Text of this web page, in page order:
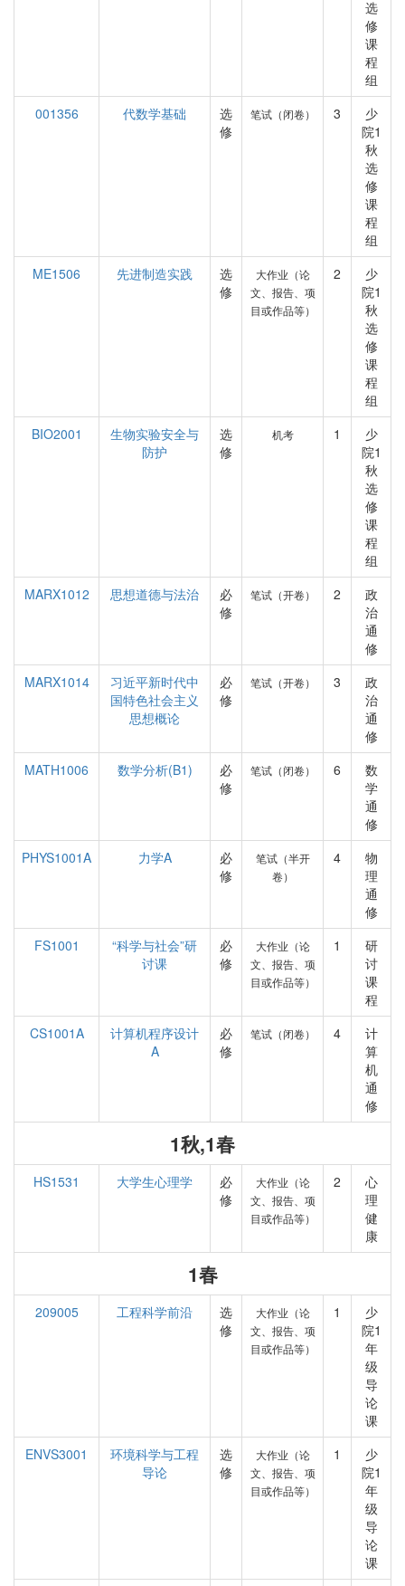
选
修
课
程
组
001356
代数学基础
选
修
笔试（闭卷） 3
少
院1
秋
选
修
课
程
组
ME1506
先进制造实践
选
修
大作业（论
文、报告、项
目或作品等）
2
少
院1
秋
选
修
课
程
组
BIO2001
生物实验安全与
防护
选
修
机考 1
少
院1
秋
选
修
课
程
组
MARX1012
思想道德与法治
必
修
笔试（开卷） 2
政
治
通
修
MARX1014
习近平新时代中
国特色社会主义
思想概论
必
修
笔试（开卷） 3
政
治
通
修
MATH1006
数学分析(B1)
必
修
笔试（闭卷） 6
数
学
通
修
PHYS1001A
力学A
必
修
笔试（半开
卷）
4
物
理
通
修
FS1001
“科学与社会”研
讨课
必
修
大作业（论
文、报告、项
目或作品等）
1
研
讨
课
程
CS1001A
计算机程序设计
A
必
修
笔试（闭卷） 4
计
算
机
通
修
1秋,1春
HS1531 大学生心理学
必
修
大作业（论
文、报告、项
目或作品等）
2
心
理
健
康
1春
209005 工程科学前沿
选
修
大作业（论
文、报告、项
目或作品等）
1
少
院1
年
级
导
论
课
ENVS3001
环境科学与工程
导论
选
修
大作业（论
文、报告、项
目或作品等）
1
少
院1
年
级
导
论
课